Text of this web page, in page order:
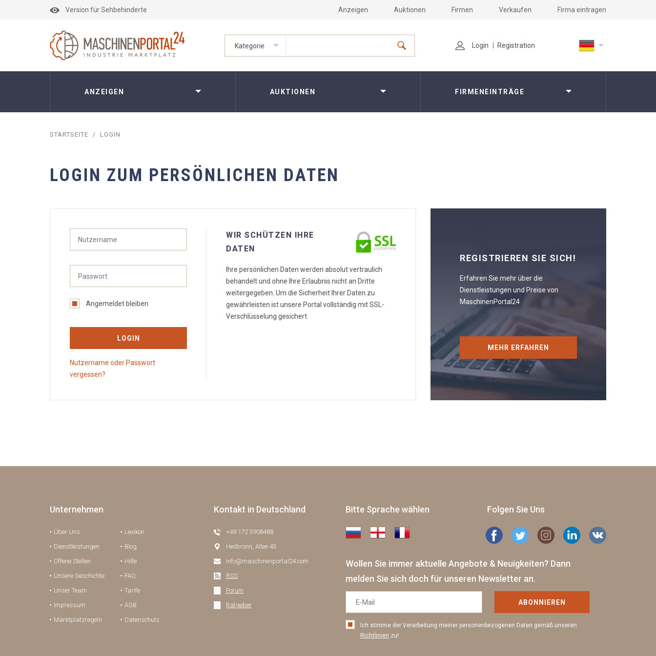
Version für Sehbehinderte Anzeigen Auktionen Firmen Verkaufen Firma eintragen
Kategorie Login Registration
ANZEIGEN AUKTIONEN FIRMENEINTRÄGE
STARTSEITE / LOGIN
LOGIN ZUM PERSÖNLICHEN DATEN
Angemeldet bleiben
LOGIN
Nutzername oder Passwort
vergessen?
WIR SCHÜTZEN IHRE
DATEN
Ihre persönlichen Daten werden absolut vertraulich
behandelt und ohne Ihre Erlaubnis nicht an Dritte
weitergegeben. Um die Sicherheit Ihrer Daten zu
gewährleisten ist unsere Portal vollständig mit SSL-
Verschlüsselung gesichert.
REGISTRIEREN SIE SICH!
Erfahren Sie mehr über die
Dienstleistungen und Preise von
MaschinenPortal24
MEHR ERFAHREN
Unternehmen
Über Uns
Dienstleistungen
Offene Stellen
Unsere Geschichte
Unser Team
Impressum
Marktplatzregeln
Lexikon
Blog
Hilfe
FAQ
Tarife
AGB
Datenschutz
Kontakt in Deutschland
+49 172 3908488
Heilbronn, Allee 43
info@maschinenportal24.сom
RSS
Forum
Ratgeber
Bitte Sprache wählen Folgen Sie Uns
Wollen Sie immer aktuelle Angebote & Neuigkeiten? Dann
melden Sie sich doch für unseren Newsletter an.
ABONNIEREN
Ich stimme der Verarbeitung meiner personenbezogenen Daten gemäß unseren
Richtlinien zu!